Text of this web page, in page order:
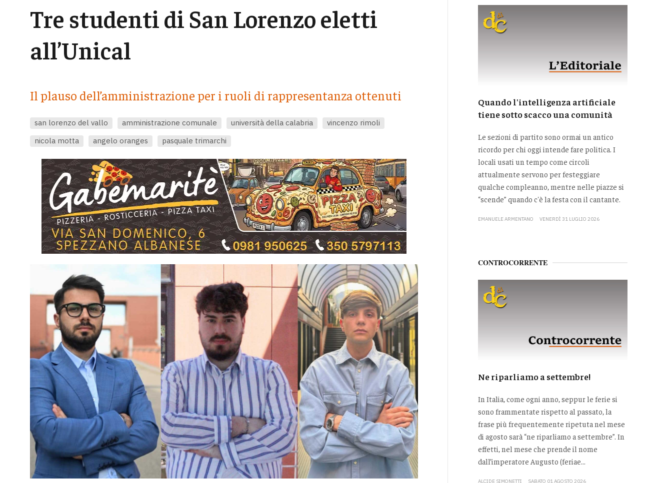
Tre studenti di San Lorenzo eletti
all’Unical
Il plauso dell’amministrazione per i ruoli di rappresentanza ottenuti
san lorenzo del vallo amministrazione comunale università della calabria
vincenzo rimoli
nicola motta
angelo oranges pasquale trimarchi
Quando l'intelligenza artificiale
tiene sotto scacco una comunità
Le sezioni di partito sono ormai un antico
ricordo per chi oggi intende fare politica. I
locali usati un tempo come circoli
attualmente servono per festeggiare
qualche compleanno, mentre nelle piazze si
“scende” quando c'è la festa con il cantante.
EMANUELE ARMENTANO VENERDÌ 31 LUGLIO 2026
CONTROCORRENTE
Ne riparliamo a settembre!
In Italia, come ogni anno, seppur le ferie si
sono frammentate rispetto al passato, la
frase più frequentemente ripetuta nel mese
di agosto sarà “ne riparliamo a settembre”. In
effetti, nel mese che prende il nome
dall’imperatore Augusto (feriae...
ALCIDE SIMONETTI SABATO 01 AGOSTO 2026